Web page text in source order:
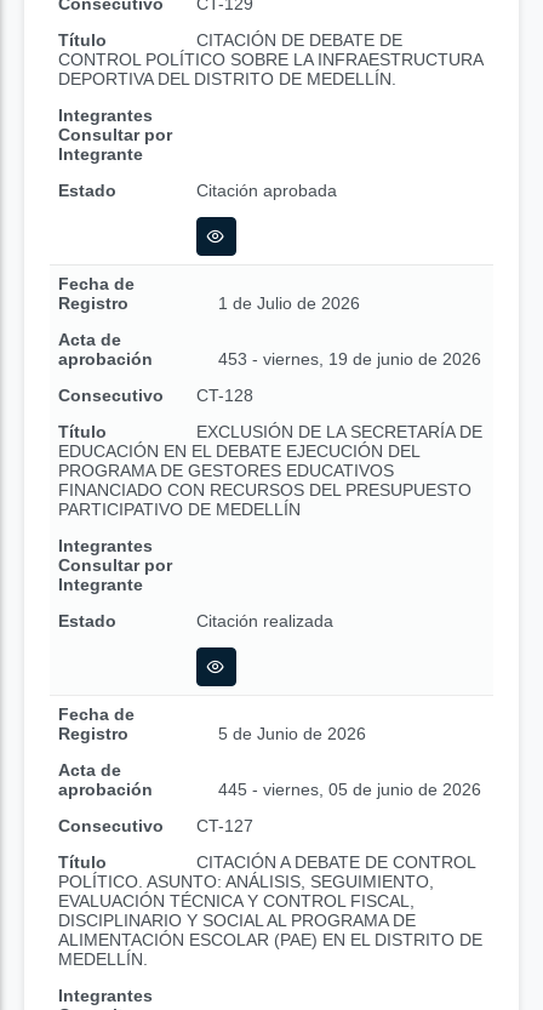
Título
CITACIÓN DE DEBATE DE
CONTROL POLÍTICO SOBRE LA INFRAESTRUCTURA
DEPORTIVA DEL DISTRITO DE MEDELLÍN.
Integrantes
Consultar por
Integrante
Estado
Citación aprobada
Fecha de
Registro
1 de Julio de 2026
Acta de
aprobación
453 - viernes, 19 de junio de 2026
Consecutivo
CT-128
Título
EXCLUSIÓN DE LA SECRETARÍA DE
EDUCACIÓN EN EL DEBATE EJECUCIÓN DEL
PROGRAMA DE GESTORES EDUCATIVOS
FINANCIADO CON RECURSOS DEL PRESUPUESTO
PARTICIPATIVO DE MEDELLÍN
Integrantes
Consultar por
Integrante
Estado
Citación realizada
Fecha de
Registro
5 de Junio de 2026
Acta de
aprobación
445 - viernes, 05 de junio de 2026
Consecutivo
CT-127
Título
CITACIÓN A DEBATE DE CONTROL
POLÍTICO. ASUNTO: ANÁLISIS, SEGUIMIENTO,
EVALUACIÓN TÉCNICA Y CONTROL FISCAL,
DISCIPLINARIO Y SOCIAL AL PROGRAMA DE
ALIMENTACIÓN ESCOLAR (PAE) EN EL DISTRITO DE
MEDELLÍN.
Integrantes